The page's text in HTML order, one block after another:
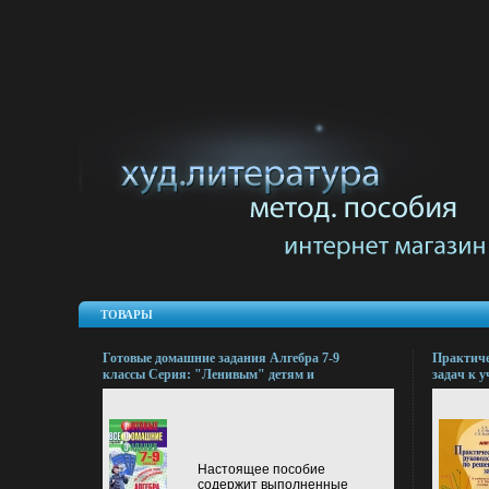
ТОВАРЫ
Готовые домашние задания Алгебра 7-9
классы Серия: "Ленивым" детям и
трудолюбивым родителям инфо 7318l.
Настоящее пособие
содержит выполненные
задач к